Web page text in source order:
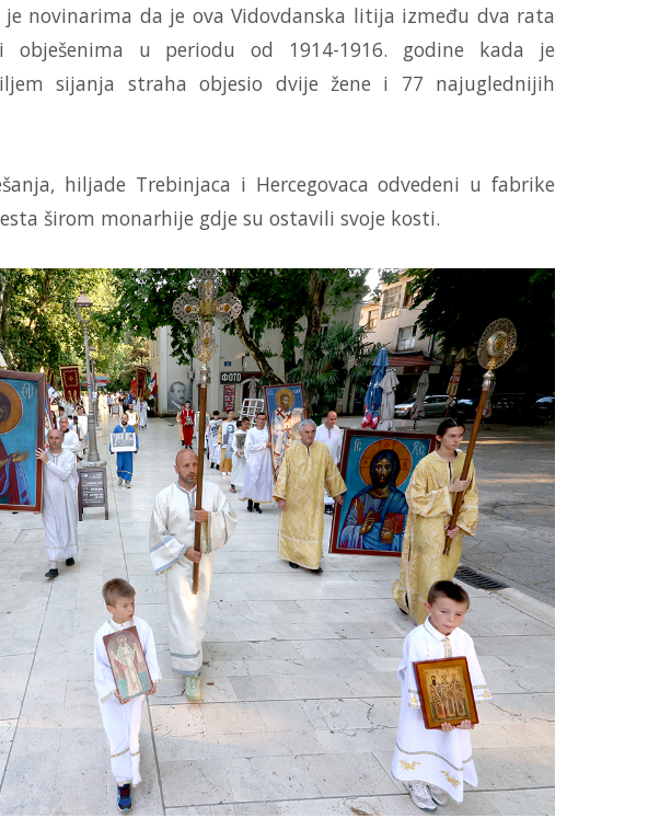
je novinarima da je ova Vidovdanska litija između dva rata
obješenima u periodu od 1914-1916. godine kada je
sijanja straha objesio dvije žene i 77 najuglednijih
hiljade Trebinjaca i Hercegovaca odvedeni u fabrike
širom monarhije gdje su ostavili svoje kosti.